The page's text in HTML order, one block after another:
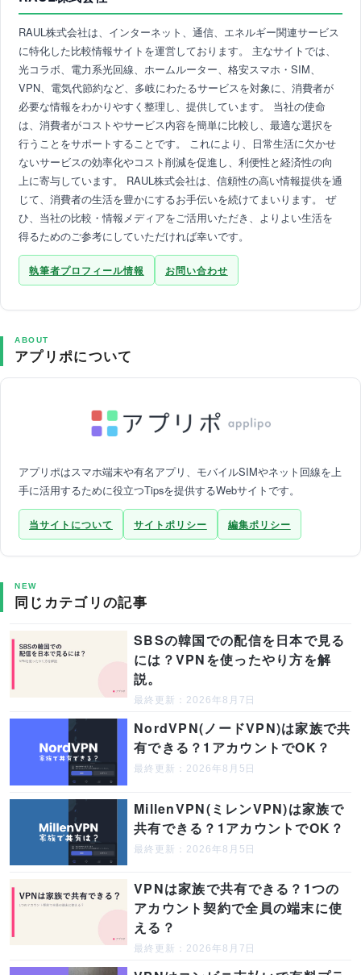
RAUL株式会社は、インターネット、通信、エネルギー関連サービス
に特化した比較情報サイトを運営しております。 主なサイトでは、
光コラボ、電力系光回線、ホームルーター、格安スマホ・SIM、
VPN、電気代節約など、多岐にわたるサービスを対象に、消費者が
必要な情報をわかりやすく整理し、提供しています。 当社の使命
は、消費者がコストやサービス内容を簡単に比較し、最適な選択を
行うことをサポートすることです。 これにより、日常生活に欠かせ
ないサービスの効率化やコスト削減を促進し、利便性と経済性の向
上に寄与しています。 RAUL株式会社は、信頼性の高い情報提供を通
じて、消費者の生活を豊かにするお手伝いを続けてまいります。 ぜ
ひ、当社の比較・情報メディアをご活用いただき、よりよい生活を
得るためのご参考にしていただければ幸いです。
執筆者プロフィール情報 お問い合わせ
ABOUT
アプリポについて
アプリポはスマホ端末や有名アプリ、モバイルSIMやネット回線を上
手に活用するために役立つTipsを提供するWebサイトです。
当サイトについて サイトポリシー 編集ポリシー
NEW
同じカテゴリの記事
SBSの韓国での配信を日本で見る
には？VPNを使ったやり方を解
説。
最終更新：2026年8月7日
NordVPN(ノードVPN)は家族で共
有できる？1アカウントでOK？
最終更新：2026年8月5日
MillenVPN(ミレンVPN)は家族で
共有できる？1アカウントでOK？
最終更新：2026年8月5日
VPNは家族で共有できる？1つの
アカウント契約で全員の端末に使
える？
最終更新：2026年8月7日